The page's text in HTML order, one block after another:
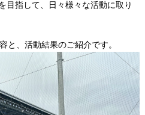
目指して、日々様々な活動に取り
と、活動結果のご紹介です。